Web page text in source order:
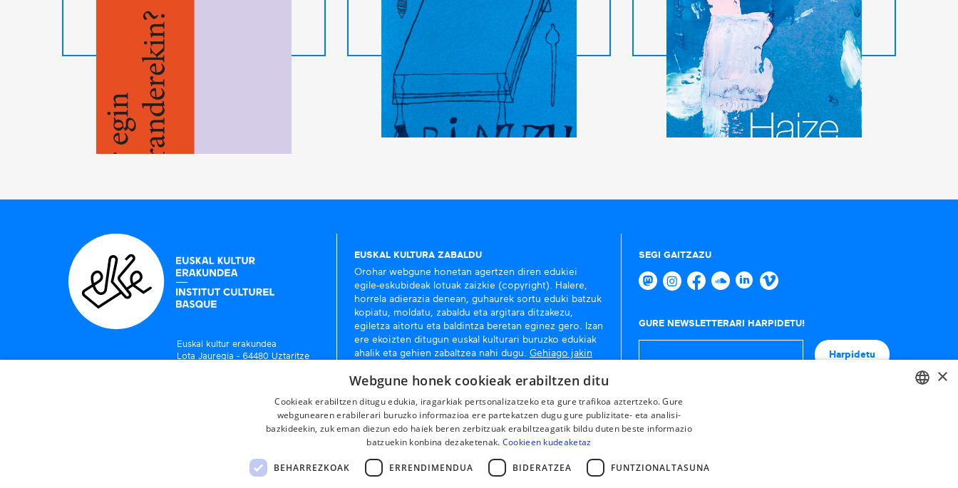
Euskal kultur erakundea
Lota Jauregia - 64480 Uztaritze
EUSKAL KULTURA ZABALDU
Orohar webgune honetan agertzen diren edukiei
egile-eskubideak lotuak zaizkie (copyright). Halere,
horrela adierazia denean, guhaurek sortu eduki batzuk
kopiatu, moldatu, zabaldu eta argitara ditzakezu,
egiletza aitortu eta baldintza beretan eginez gero. Izan
ere ekoizten ditugun euskal kulturari buruzko edukiak
ahalik eta gehien zabaltzea nahi dugu. Gehiago jakin
SEGI GAITZAZU
GURE NEWSLETTERARI HARPIDETU!
Harpidetu
×
Webgune honek cookieak erabiltzen ditu
Cookieak erabiltzen ditugu edukia, iragarkiak pertsonalizatzeko eta gure trafikoa aztertzeko. Gure
webgunearen erabilerari buruzko informazioa ere partekatzen dugu gure publizitate- eta analisi-
bazkideekin, zuk eman diezun edo haiek beren zerbitzuak erabiltzeagatik bildu duten beste informazio
batzuekin konbina dezaketenak. Cookieen kudeaketaz
BEHARREZKOAK ERRENDIMENDUA BIDERATZEA FUNTZIONALTASUNA